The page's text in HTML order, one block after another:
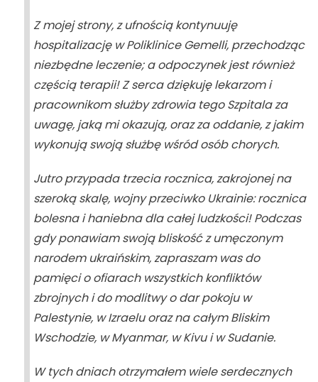
Z mojej strony, z ufnością kontynuuję
hospitalizację w Poliklinice Gemelli, przechodząc
niezbędne leczenie; a odpoczynek jest również
częścią terapii! Z serca dziękuję lekarzom i
pracownikom służby zdrowia tego Szpitala za
uwagę, jaką mi okazują, oraz za oddanie, z jakim
wykonują swoją służbę wśród osób chorych.
Jutro przypada trzecia rocznica, zakrojonej na
szeroką skalę, wojny przeciwko Ukrainie: rocznica
bolesna i haniebna dla całej ludzkości! Podczas
gdy ponawiam swoją bliskość z umęczonym
narodem ukraińskim, zapraszam was do
pamięci o ofiarach wszystkich konfliktów
zbrojnych i do modlitwy o dar pokoju w
Palestynie, w Izraelu oraz na całym Bliskim
Wschodzie, w Myanmar, w Kivu i w Sudanie.
W tych dniach otrzymałem wiele serdecznych